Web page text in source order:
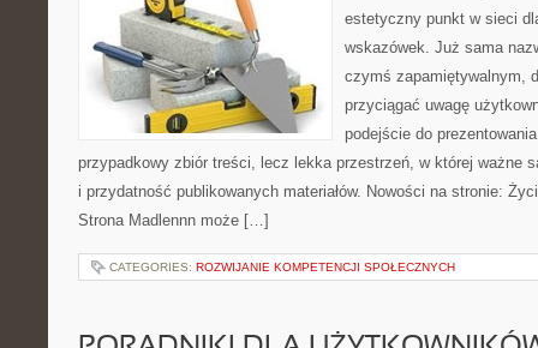
estetyczny punkt w sieci
wskazówek. Już sama
czymś zapamiętywalnym,
przyciągać uwagę
podejście do
przypadkowy zbiór treści, lecz lekka przestrzeń, w której ważne
i przydatność publikowanych materiałów. Nowości na stronie:
Strona Madlennn może […]
CATEGORIES: ROZWIJANIE KOMPETENCJI SPOŁECZNYCH